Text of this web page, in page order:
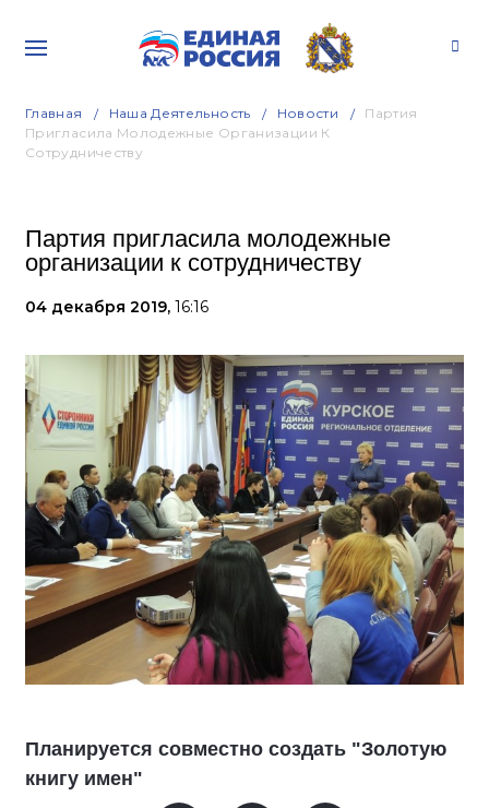
Главная Наша Деятельность Новости
Партия
Пригласила Молодежные Организации К
Сотрудничеству
Партия пригласила молодежные
организации к сотрудничеству
04 декабря 2019, 16:16
Планируется совместно создать "Золотую
книгу имен"